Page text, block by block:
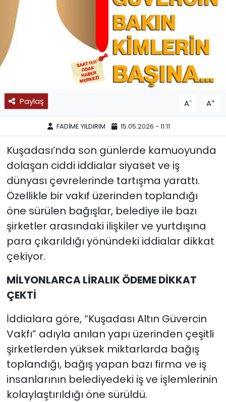
Paylaş A- A+
FADİME YILDIRIM 15.05.2026 - 11:11
Kuşadası’nda son günlerde kamuoyunda
dolaşan ciddi iddialar siyaset ve iş
dünyası çevrelerinde tartışma yarattı.
Özellikle bir vakıf üzerinden toplandığı
öne sürülen bağışlar, belediye ile bazı
şirketler arasındaki ilişkiler ve yurtdışına
para çıkarıldığı yönündeki iddialar dikkat
çekiyor.
MİLYONLARCA LİRALIK ÖDEME DİKKAT
ÇEKTİ
İddialara göre, “Kuşadası Altın Güvercin
Vakfı” adıyla anılan yapı üzerinden çeşitli
şirketlerden yüksek miktarlarda bağış
toplandığı, bağış yapan bazı firma ve iş
insanlarının belediyedeki iş ve işlemlerinin
kolaylaştırıldığı öne sürüldü.
SAĞLIK
11:11 MANŞET